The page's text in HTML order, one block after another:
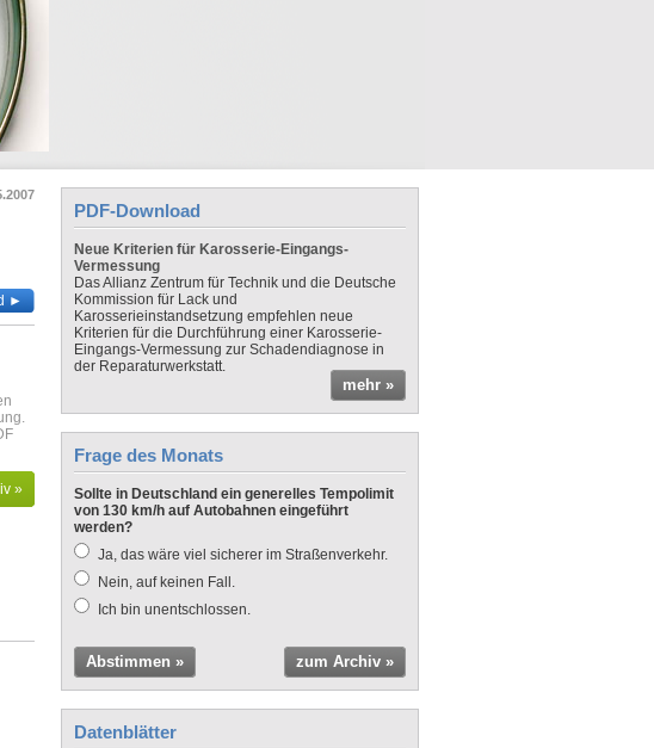
►
»
PDF-Download
Neue Kriterien für Karosserie-Eingangs-
Vermessung
Das Allianz Zentrum für Technik und die Deutsche
Kommission für Lack und
Karosserieinstandsetzung empfehlen neue
Kriterien für die Durchführung einer Karosserie-
Eingangs-Vermessung zur Schadendiagnose in
der Reparaturwerkstatt.
mehr »
Frage des Monats
Sollte in Deutschland ein generelles Tempolimit
von 130 km/h auf Autobahnen eingeführt
werden?
Ja, das wäre viel sicherer im Straßenverkehr.
Nein, auf keinen Fall.
Ich bin unentschlossen.
Abstimmen » zum Archiv »
Datenblätter